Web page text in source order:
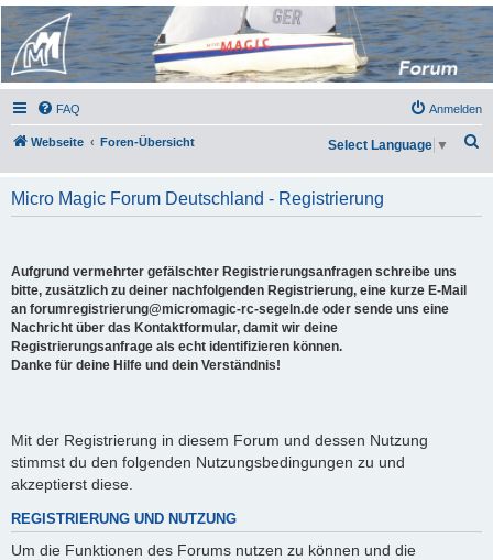
Micro Magic Forum
Deutschland
FAQ Anmelden
Webseite Foren-Übersicht
h
Select Language ▼
Micro Magic Forum Deutschland - Registrierung
Aufgrund vermehrter gefälschter Registrierungsanfragen schreibe uns
bitte, zusätzlich zu deiner nachfolgenden Registrierung, eine kurze E-Mail
an forumregistrierung@micromagic-rc-segeln.de oder sende uns eine
Nachricht über das Kontaktformular, damit wir deine
Registrierungsanfrage als echt identifizieren können.
Danke für deine Hilfe und dein Verständnis!
Mit der Registrierung in diesem Forum und dessen Nutzung
stimmst du den folgenden Nutzungsbedingungen zu und
akzeptierst diese.
REGISTRIERUNG UND NUTZUNG
Um die Funktionen des Forums nutzen zu können und die